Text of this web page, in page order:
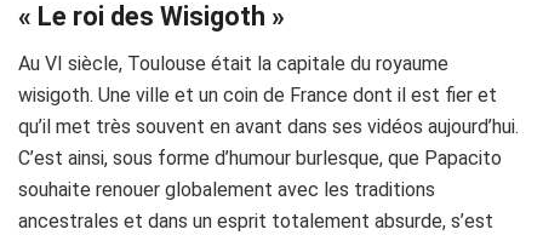
« Le roi des Wisigoth »
Au VI siècle, Toulouse était la capitale du royaume
wisigoth. Une ville et un coin de France dont il est fier et
qu’il met très souvent en avant dans ses vidéos aujourd’hui.
C’est ainsi, sous forme d’humour burlesque, que Papacito
souhaite renouer globalement avec les traditions
ancestrales et dans un esprit totalement absurde, s’est